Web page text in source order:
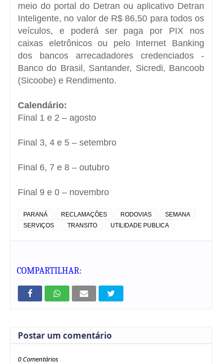
meio do portal do Detran ou aplicativo Detran
Inteligente, no valor de R$ 86,50 para todos os
veículos, e poderá ser paga por PIX nos
caixas eletrônicos ou pelo Internet Banking
dos bancos arrecadadores credenciados -
Banco do Brasil, Santander, Sicredi, Bancoob
(Sicoobe) e Rendimento.
Calendário:
Final 1 e 2 – agosto
Final 3, 4 e 5 – setembro
Final 6, 7 e 8 – outubro
Final 9 e 0 – novembro
PARANÁ RECLAMAÇÕES RODOVIAS
SEMANA
SERVIÇOS
TRANSITO UTILIDADE PUBLICA
COMPARTILHAR:
Postar um comentário
0 Comentários